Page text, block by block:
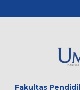
Fakultas